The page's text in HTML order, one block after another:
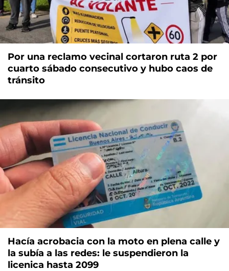
Por una reclamo vecinal cortaron ruta 2 por
cuarto sábado consecutivo y hubo caos de
tránsito
Hacía acrobacia con la moto en plena calle y
la subía a las redes: le suspendieron la
licenica hasta 2099